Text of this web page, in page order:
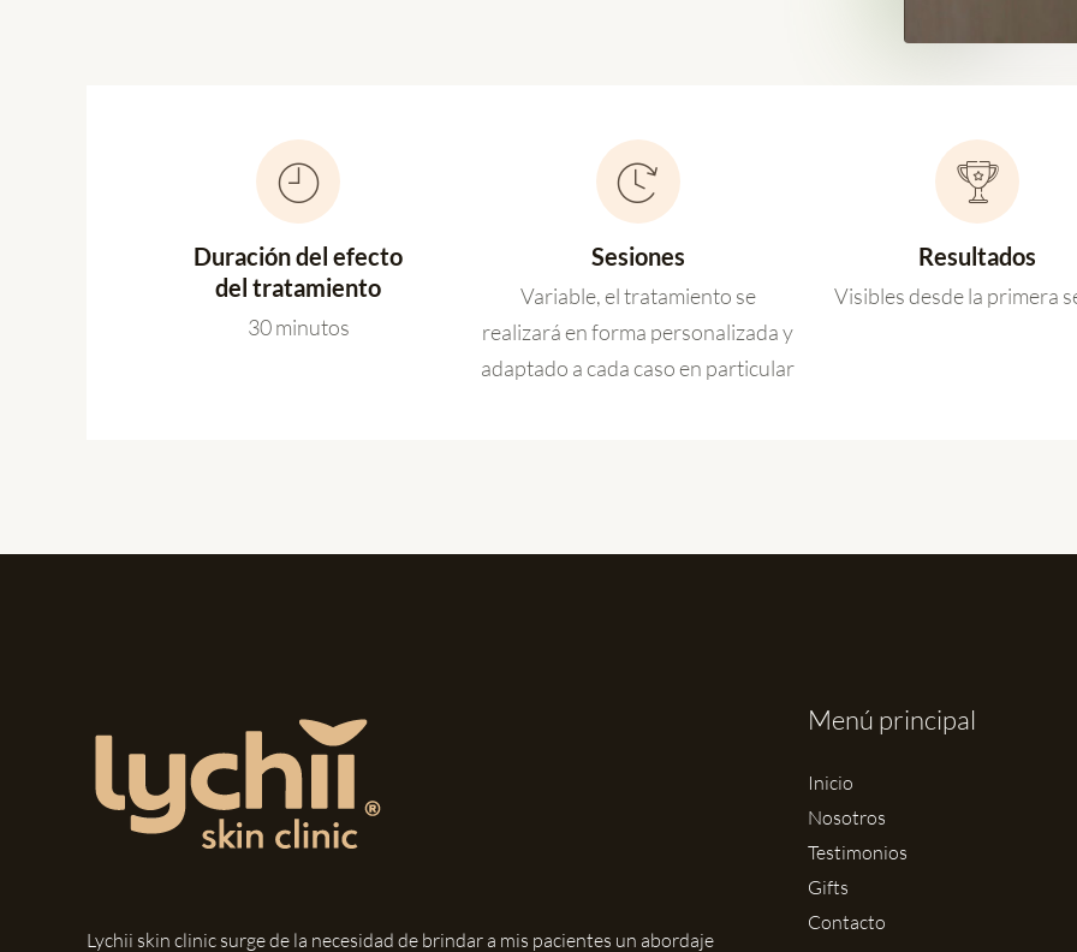
Duración del efecto
del tratamiento
30 minutos
Sesiones
Variable, el tratamiento se
realizará en forma personalizada y
adaptado a cada caso en particular
Resultados
Visibles desde la primera
Lychii skin clinic surge de la necesidad de brindar a mis pacientes un abordaje
Menú principal
Inicio
Nosotros
Testimonios
Gifts
Contacto